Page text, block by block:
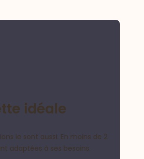
idéale
le sont aussi. En moins de 2
adaptées à ses besoins.